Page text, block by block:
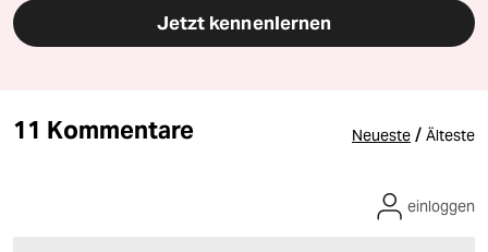
Jetzt kennenlernen
11 Kommentare Neueste / Älteste
einloggen